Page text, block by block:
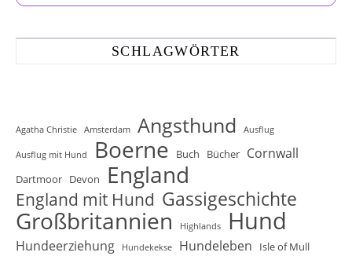
SCHLAGWÖRTER
Agatha Christie Amsterdam Angsthund Ausflug
Ausflug mit Hund Boerne Buch Bücher Cornwall
Dartmoor Devon England
England mit Hund Gassigeschichte
Großbritannien Highlands Hund
Hundeerziehung Hundekekse Hundeleben Isle of Mull